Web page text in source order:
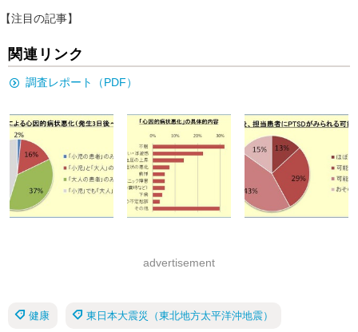
【注目の記事】
関連リンク
調査レポート（PDF）
advertisement
健康 東日本大震災（東北地方太平洋沖地震）